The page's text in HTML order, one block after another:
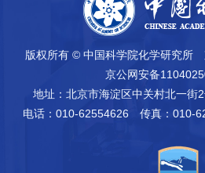
版权所有 © 中国科学院化学研究所
京公网安备
地址：北京市海淀区中关村北一街
电话：010-62554626
传真：010-